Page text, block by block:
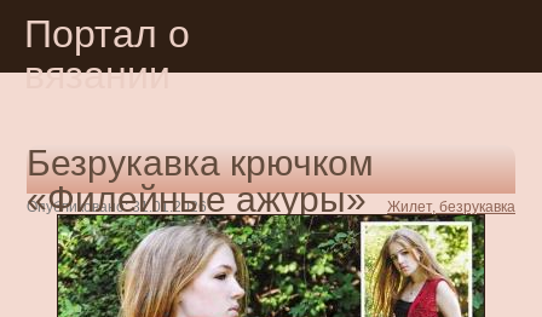
Портал о
вязании
Безрукавка крючком
«Филейные ажуры»
Опубликовано: 31.01.2026 Жилет, безрукавка